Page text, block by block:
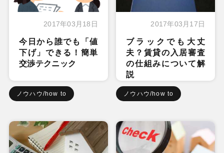
2017年03月18日
今日から誰でも「値
下げ」できる！簡単
交渉テクニック
ノウハウ/how to
2017年03月17日
ブラックでも大丈
夫？賃貸の入居審査
の仕組みについて解
説
ノウハウ/how to